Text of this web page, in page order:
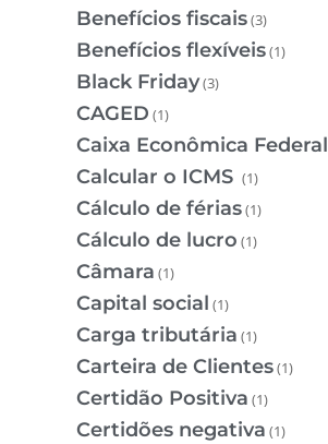
Benefícios fiscais(3)
Benefícios flexíveis(1)
Black Friday(3)
CAGED (1)
Caixa Econômica Federal
Calcular o ICMS (1)
Cálculo de férias(1)
Cálculo de lucro (1)
Câmara (1)
Capital social (1)
Carga tributária (1)
Carteira de Clientes(1)
Certidão Positiva (1)
Certidões negativa (1)